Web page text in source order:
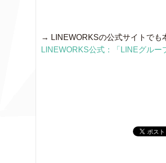
→ LINEWORKSの公式サイトでも
LINEWORKS公式：「LINEグルー